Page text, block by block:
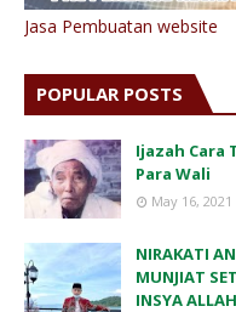
Jasa Pembuatan website
POPULAR POSTS
Ijazah Cara
Para Wali
May 16, 2021
NIRAKATI
MUNJIAT
INSYA